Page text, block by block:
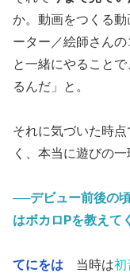
か。動画をつくる
ーター／絵師さん
と一緒にやること
るんだ」と。
それに気づいた時
く、本当に遊びの
──デビュー前後の
はボカロPを教えて
てにをは 当時は初